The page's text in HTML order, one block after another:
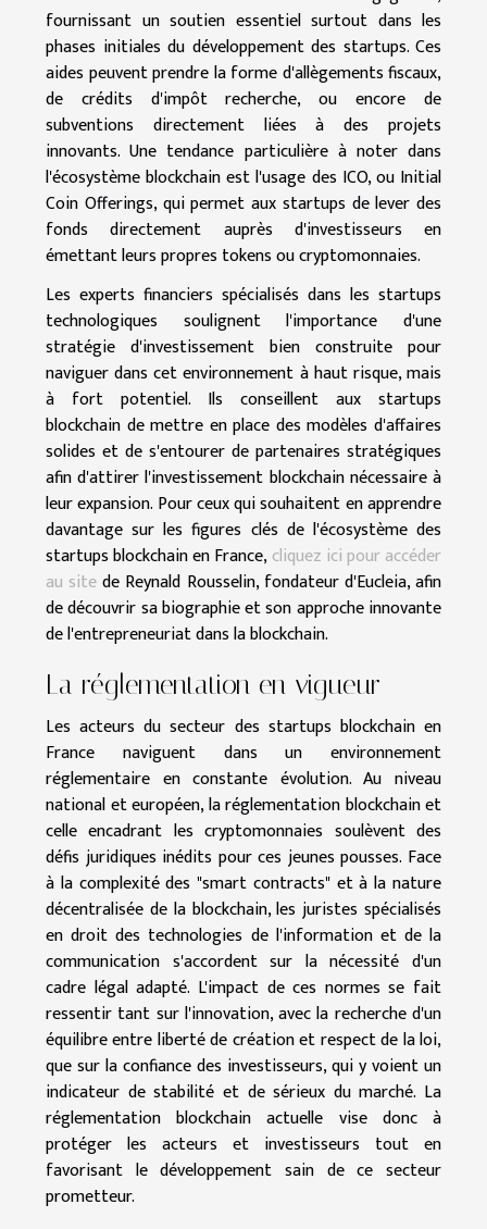
fournissant un soutien essentiel surtout dans les
phases initiales du développement des startups. Ces
aides peuvent prendre la forme d'allègements fiscaux,
de crédits d'impôt recherche, ou encore de
subventions directement liées à des projets
innovants. Une tendance particulière à noter dans
l'écosystème blockchain est l'usage des ICO, ou Initial
Coin Offerings, qui permet aux startups de lever des
fonds directement auprès d'investisseurs en
émettant leurs propres tokens ou cryptomonnaies.
Les experts financiers spécialisés dans les startups
technologiques soulignent l'importance d'une
stratégie d'investissement bien construite pour
naviguer dans cet environnement à haut risque, mais
à fort potentiel. Ils conseillent aux startups
blockchain de mettre en place des modèles d'affaires
solides et de s'entourer de partenaires stratégiques
afin d'attirer l'investissement blockchain nécessaire à
leur expansion. Pour ceux qui souhaitent en apprendre
davantage sur les figures clés de l'écosystème des
startups blockchain en France,cliquez ici pour accéder
au sitede Reynald Rousselin, fondateur d'Eucleia, afin
de découvrir sa biographie et son approche innovante
de l'entrepreneuriat dans la blockchain.
La réglementation en vigueur
Les acteurs du secteur des startups blockchain en
France naviguent dans un environnement
réglementaire en constante évolution. Au niveau
national et européen, la réglementation blockchain et
celle encadrant les cryptomonnaies soulèvent des
défis juridiques inédits pour ces jeunes pousses. Face
à la complexité des "smart contracts" et à la nature
décentralisée de la blockchain, les juristes spécialisés
en droit des technologies de l'information et de la
communication s'accordent sur la nécessité d'un
cadre légal adapté. L'impact de ces normes se fait
ressentir tant sur l'innovation, avec la recherche d'un
équilibre entre liberté de création et respect de la loi,
que sur la confiance des investisseurs, qui y voient un
indicateur de stabilité et de sérieux du marché. La
réglementation blockchain actuelle vise donc à
protéger les acteurs et investisseurs tout en
favorisant le développement sain de ce secteur
prometteur.